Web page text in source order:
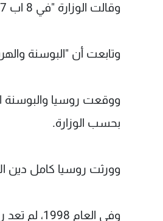
وقالت الوزارة "في 8 اب 2017، سوت روسيا الاتحادية الدين مع البوسنة والهرسك".
وتابعت أن "البوسنة
بحسب الوزارة.
وورثت روسيا كامل دين الاتحاد السوفيتي
وفي